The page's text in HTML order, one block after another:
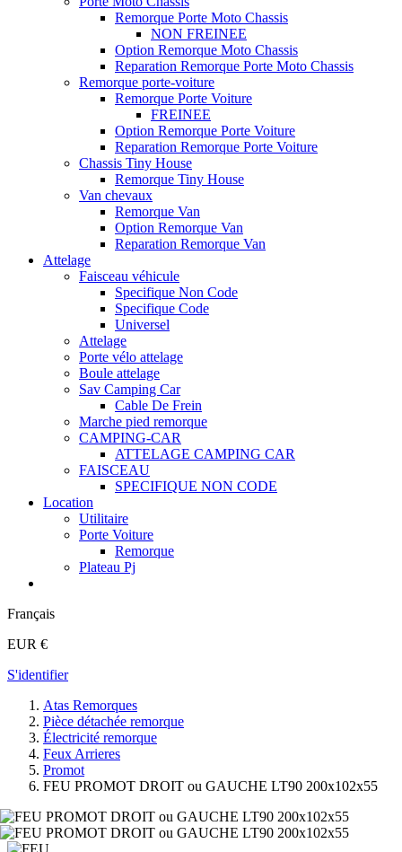
Remorque Porte Moto Chassis
NON FREINEE
Option Remorque Moto Chassis
Reparation Remorque Porte Moto Chassis
Remorque porte-voiture
Remorque Porte Voiture
FREINEE
Option Remorque Porte Voiture
Reparation Remorque Porte Voiture
Chassis Tiny House
Remorque Tiny House
Van chevaux
Remorque Van
Option Remorque Van
Reparation Remorque Van
Attelage
Faisceau véhicule
Specifique Non Code
Specifique Code
Universel
Attelage
Porte vélo attelage
Boule attelage
Sav Camping Car
Cable De Frein
Marche pied remorque
CAMPING-CAR
ATTELAGE CAMPING CAR
FAISCEAU
SPECIFIQUE NON CODE
Location
Utilitaire
Porte Voiture
Remorque
Plateau Pj
Français
EUR €
S'identifier
Atas Remorques
Pièce détachée remorque
Électricité remorque
Feux Arrieres
Promot
FEU PROMOT DROIT ou GAUCHE LT90 200x102x55